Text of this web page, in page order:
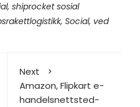
, shiprocket sosial
, Social, ved
Next
Amazon, Flipkart e-
handelsnettsted-